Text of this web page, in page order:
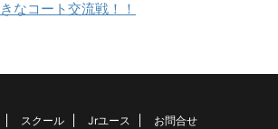
なコート交流戦！！
スクール Jrユース お問合せ